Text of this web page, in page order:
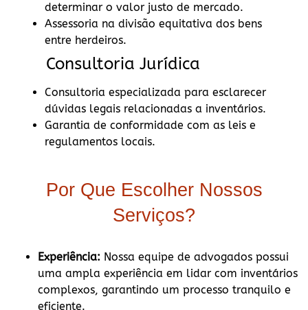
determinar o valor justo de mercado.
Assessoria na divisão equitativa dos bens
entre herdeiros.
Consultoria Jurídica
Consultoria especializada para esclarecer
dúvidas legais relacionadas a inventários.
Garantia de conformidade com as leis e
regulamentos locais.
Por Que Escolher Nossos
Serviços?
Experiência: Nossa equipe de advogados possui
uma ampla experiência em lidar com inventários
complexos, garantindo um processo tranquilo e
eficiente.